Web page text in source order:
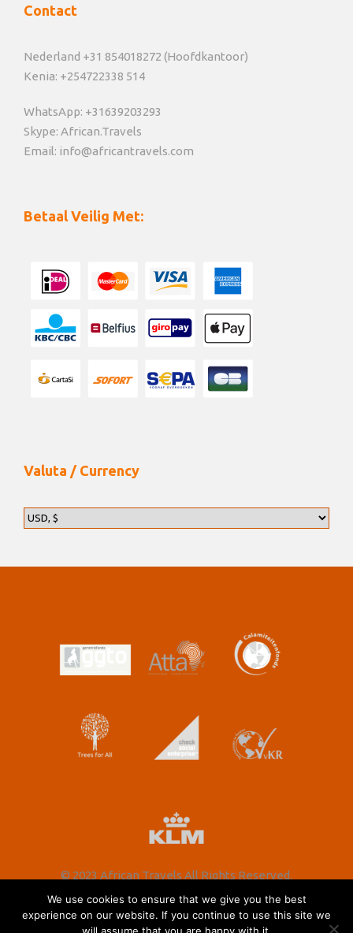
Contact
Nederland +31 854018272 (Hoofdkantoor)
Kenia: +254722338 514
WhatsApp: +31639203293
Skype: African.Travels
Email: info@africantravels.com
Betaal Veilig Met:
Valuta / Currency
© 2023 African Travels All Rights Reserved.
We use cookies to ensure that we give you the best
experience on our website. If you continue to use this site we